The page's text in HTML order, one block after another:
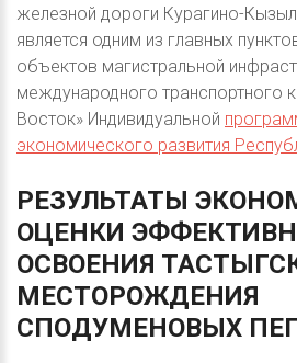
железной дороги Курагино-
является одним из главных
объектов магистральной
международного транспортного
Восток» Индивидуальной
экономического развития
РЕЗУЛЬТАТЫ
ОЦЕНКИ
ОСВОЕНИЯ
МЕСТОРОЖДЕНИЯ
СПОДУМЕНОВЫХ